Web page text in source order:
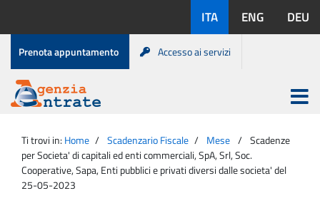
contenuto
disponibili:
ITA ENG DEU
Menu
di
servizio
Prenota appuntamento Accesso ai servizi
Agenzia
Entrate
Apri
menu
principale
Ti trovi in: Home Scadenzario Fiscale Mese
Scadenze
per Societa' di capitali ed enti commerciali, SpA, Srl, Soc.
Cooperative, Sapa, Enti pubblici e privati diversi dalle societa' del
25-05-2023